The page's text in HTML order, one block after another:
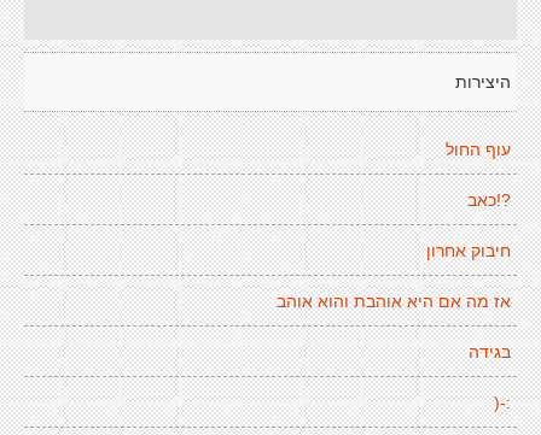
היצירות
עוף החול
?!כאב
חיבוק אחרון
אז מה אם היא אוהבת והוא אוהב
בגידה
:-(